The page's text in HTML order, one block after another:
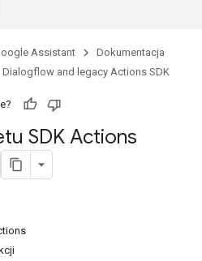
Assistant
Dokumentacja
Dialogflow and legacy Actions SDK
SDK Actions